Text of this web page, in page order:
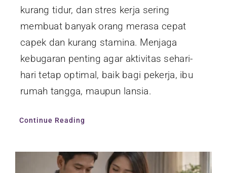
kurang tidur, dan stres kerja sering
membuat banyak orang merasa cepat
capek dan kurang stamina. Menjaga
kebugaran penting agar aktivitas sehari-
hari tetap optimal, baik bagi pekerja, ibu
rumah tangga, maupun lansia.
Continue Reading